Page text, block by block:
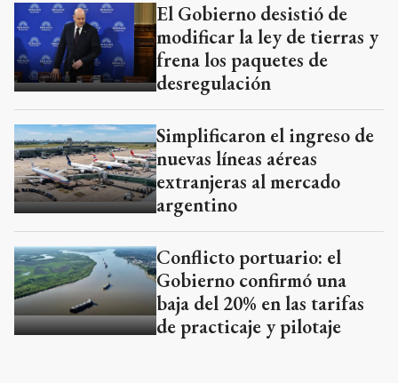
El Gobierno desistió de
modificar la ley de tierras y
frena los paquetes de
desregulación
Simplificaron el ingreso de
nuevas líneas aéreas
extranjeras al mercado
argentino
Conflicto portuario: el
Gobierno confirmó una
baja del 20% en las tarifas
de practicaje y pilotaje